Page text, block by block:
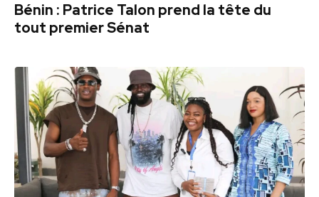
Bénin : Patrice Talon prend la tête du
tout premier Sénat